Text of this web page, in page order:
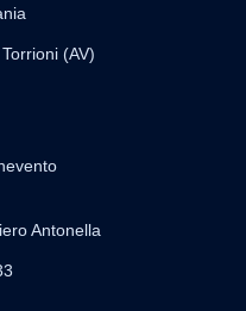
(AV)
Antonella